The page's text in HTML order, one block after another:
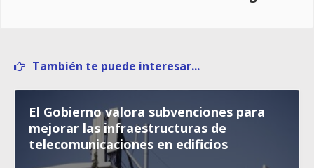
También te puede interesar...
El Gobierno valora subvenciones para
mejorar las infraestructuras de
telecomunicaciones en edificios